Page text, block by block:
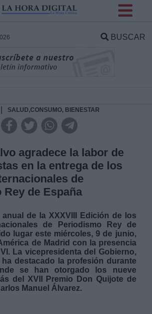
BUSCAR
SALUD,CONSUMO, BIENESTAR
agradece la labor de
en la entrega de los
de
de España
anual de la XXXVIII Edición de los
de Periodismo Rey de
lugar este miércoles, 9 de junio,
de Madrid con la presencia
La vicepresidenta del Gobierno,
ha destacado la profesión durante
se han otorgado los nueve
del XVII Premio Don Quijote de
Manuel Álvarez.